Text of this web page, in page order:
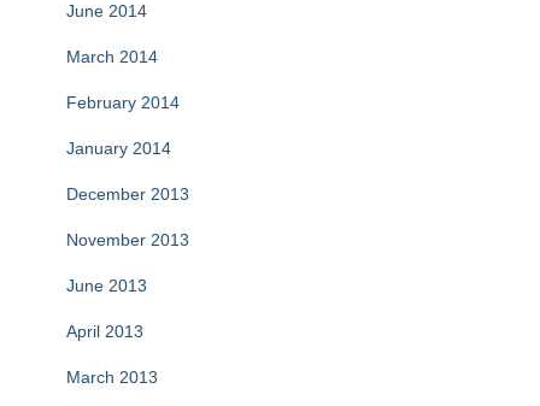
June 2014
March 2014
February 2014
January 2014
December 2013
November 2013
June 2013
April 2013
March 2013